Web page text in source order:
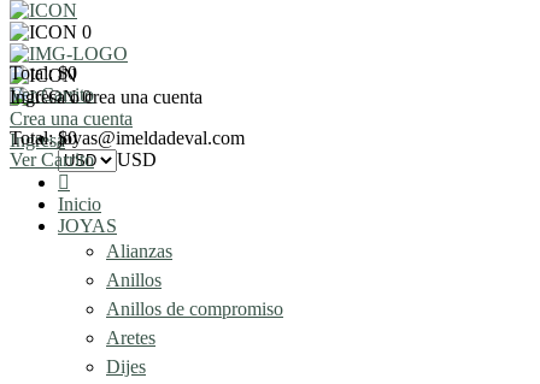
0
Total: $0
Ver Carrito
Ingresa o crea una cuenta
Crea una cuenta
Ingresa
0
Total: $0
Ver Carrito
joyas@imeldadeval.com
USD
Inicio
JOYAS
Alianzas
Anillos
Anillos de compromiso
Aretes
Dijes